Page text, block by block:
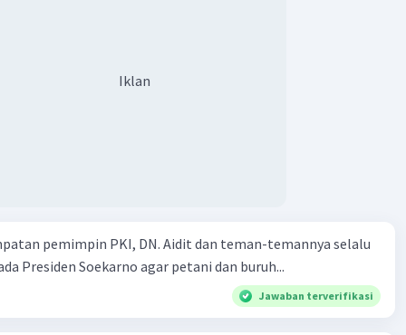
di zaman penjajahan kolonial antara lain:
pergerakan nasional. Mereka menjadi inti dari aktivitas
dan politik yang memperjuangkan kemerdekaan
Gerakan mahasiswa termasuk dalam memperjuangkan
pendidikan nasional, dan kebangkitan nasional.
Iklan
pemimpin PKI, DN. Aidit dan teman-temannya selalu
Presiden Soekarno agar petani dan buruh...
Jawaban terverifikasi